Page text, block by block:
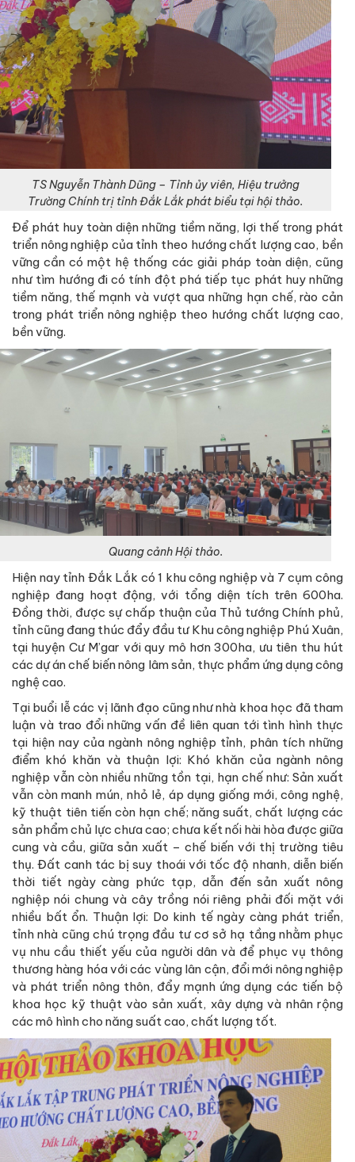
TS Nguyễn Thành Dũng – Tỉnh ủy viên, Hiệu trưởng
Trường Chính trị tỉnh Đắk Lắk phát biểu tại hội thảo.
Để phát huy toàn diện những tiềm năng, lợi thế trong phát
triển nông nghiệp của tỉnh theo hướng chất lượng cao, bền
vững cần có một hệ thống các giải pháp toàn diện, cũng
như tìm hướng đi có tính đột phá tiếp tục phát huy những
tiềm năng, thế mạnh và vượt qua những hạn chế, rào cản
trong phát triển nông nghiệp theo hướng chất lượng cao,
bền vững.
Quang cảnh Hội thảo.
Hiện nay tỉnh Đắk Lắk có 1 khu công nghiệp và 7 cụm công
nghiệp đang hoạt động, với tổng diện tích trên 600ha.
Đồng thời, được sự chấp thuận của Thủ tướng Chính phủ,
tỉnh cũng đang thúc đẩy đầu tư Khu công nghiệp Phú Xuân,
tại huyện Cư M’gar với quy mô hơn 300ha, ưu tiên thu hút
các dự án chế biến nông lâm sản, thực phẩm ứng dụng công
nghệ cao.
Tại buổi lễ các vị lãnh đạo cũng như nhà khoa học đã tham
luận và trao đổi những vấn đề liên quan tới tình hình thực
tại hiện nay của ngành nông nghiệp tỉnh, phân tích những
điểm khó khăn và thuận lợi: Khó khăn của ngành nông
nghiệp vẫn còn nhiều những tồn tại, hạn chế như: Sản xuất
vẫn còn manh mún, nhỏ lẻ, áp dụng giống mới, công nghệ,
kỹ thuật tiên tiến còn hạn chế; năng suất, chất lượng các
sản phẩm chủ lực chưa cao; chưa kết nối hài hòa được giữa
cung và cầu, giữa sản xuất – chế biến với thị trường tiêu
thụ. Đất canh tác bị suy thoái với tốc độ nhanh, diễn biến
thời tiết ngày càng phức tạp, dẫn đến sản xuất nông
nghiệp nói chung và cây trồng nói riêng phải đối mặt với
nhiều bất ổn. Thuận lợi: Do kinh tế ngày càng phát triển,
tỉnh nhà cũng chú trọng đầu tư cơ sở hạ tầng nhằm phục
vụ nhu cầu thiết yếu của người dân và để phục vụ thông
thương hàng hóa với các vùng lân cận, đổi mới nông nghiệp
và phát triển nông thôn, đẩy mạnh ứng dụng các tiến bộ
khoa học kỹ thuật vào sản xuất, xây dựng và nhân rộng
các mô hình cho năng suất cao, chất lượng tốt.